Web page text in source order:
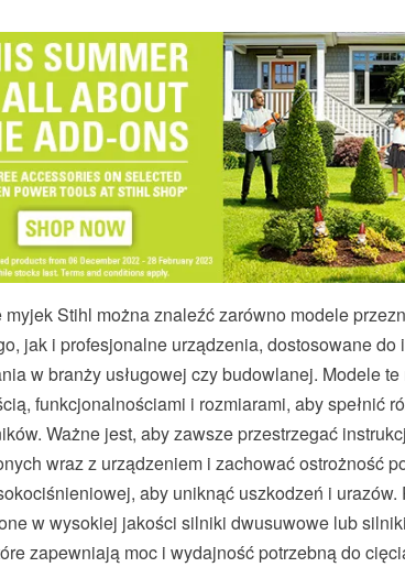
myjek Stihl można znaleźć zarówno modele
jak i profesjonalne urządzenia, dostosowane do
w branży usługowej czy budowlanej. Modele
funkcjonalnościami i rozmiarami, aby spełnić
Ważne jest, aby zawsze przestrzegać
wraz z urządzeniem i zachować ostrożność
aby uniknąć uszkodzeń i urazów.
w wysokiej jakości silniki dwusuwowe lub
zapewniają moc i wydajność potrzebną do